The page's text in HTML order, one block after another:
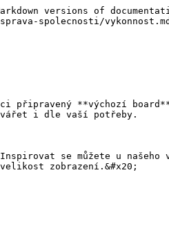
versions of
spolecnosti/
připravený **výchozí
i dle vaší potřeby.
se můžete u našeho
zobrazení.&#x20;